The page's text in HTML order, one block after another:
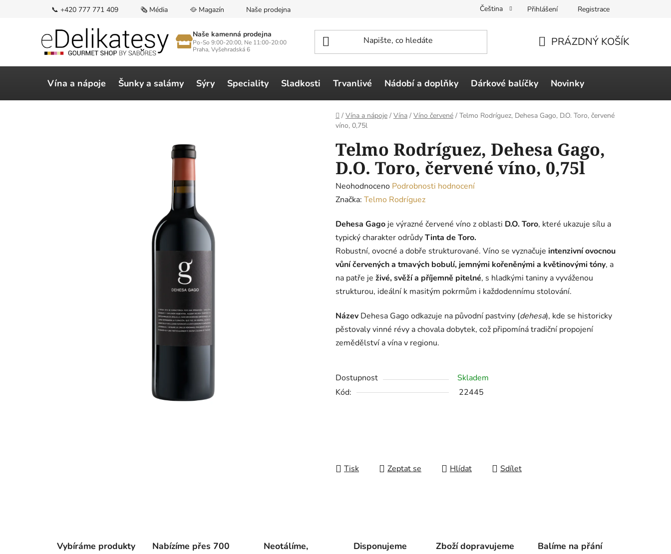
📞 +420 777 771 409 🗞️ Média 🥘 Magazín Naše prodejna Čeština Přihlášení Registrace
Naše kamenná prodejna
Po-So 9:00-20:00, Ne 11:00-20:00
Praha, Vyšehradská 6
KOŠÍK
PRÁZDNÝ KOŠÍK
Vína a nápoje Šunky a salámy Sýry Speciality Sladkosti Trvanlivé Nádobí a doplňky Dárkové balíčky Novinky
Domů
/ Vína a nápoje / Vína / Víno červené / Telmo Rodríguez, Dehesa Gago, D.O. Toro, červené
víno, 0,75l
Telmo Rodríguez, Dehesa Gago,
D.O. Toro, červené víno, 0,75l
Průměrné
hodnocení
je
0,0
z
5
hvězdiček.
Neohodnoceno Podrobnosti hodnocení
Značka: Telmo Rodríguez
Dehesa Gago je výrazné červené víno z oblasti D.O. Toro, které ukazuje sílu a
typický charakter odrůdyTinta de Toro.
Robustní, ovocné a dobře strukturované. Víno se vyznačuje intenzivní ovocnou
vůní červených a tmavých bobulí, jemnými kořeněnými a květinovými tóny, a
na patře je živé, svěží a příjemně pitelné, s hladkými taniny a vyváženou
strukturou, ideální k masitým pokrmům i každodennímu stolování.
Název Dehesa Gago odkazuje na původní pastviny (dehesa), kde se historicky
pěstovaly vinné révy a chovala dobytek, což připomíná tradiční propojení
zemědělství a vína v regionu.
Dostupnost
Skladem
Kód:
22445
Tisk Zeptat se Hlídat Sdílet
Vybíráme produkty
Nabízíme přes 700
Neotálíme,
Disponujeme
Zboží dopravujeme Balíme na přání